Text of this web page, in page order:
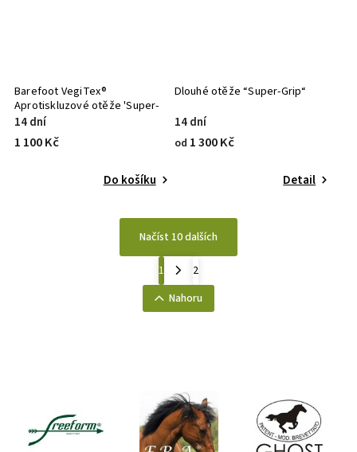
Barefoot VegiTex®
Aprotiskluzové otěže 'Super-
Grip'
14 dní
1 100 Kč
Do košíku
Dlouhé otěže “Super-Grip“
14 dní
od 1 300 Kč
Detail
Načíst 10 dalších
1
2
Nahoru